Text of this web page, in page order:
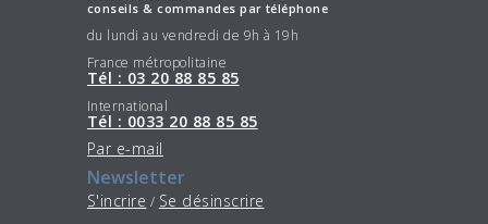
conseils & commandes par téléphone
du lundi au vendredi de 9h à 19h
France métropolitaine
Tél : 03 20 88 85 85
International
Tél : 0033 20 88 85 85
Par e-mail
Newsletter
S'incrire / Se désinscrire